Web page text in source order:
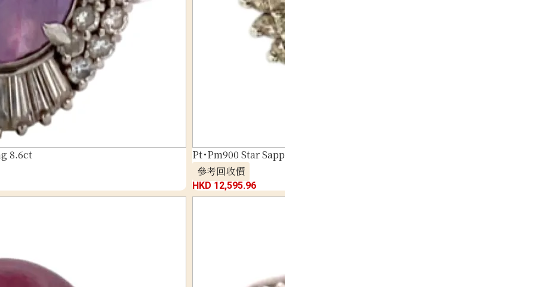
8.6ct
Pt･Pm900 Star Sapphire Diamond Ring 7.45ct
參考回收價
HKD 12,595.96